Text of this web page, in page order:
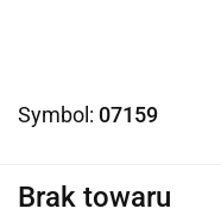
Symbol: 07159
Brak towaru